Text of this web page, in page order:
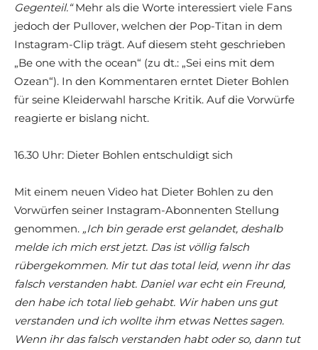
Gegenteil.“Mehr als die Worte interessiert viele Fans
jedoch der Pullover, welchen der Pop-Titan in dem
Instagram-Clip trägt. Auf diesem steht geschrieben
„Be one with the ocean“ (zu dt.: „Sei eins mit dem
Ozean“). In den Kommentaren erntet Dieter Bohlen
für seine Kleiderwahl harsche Kritik. Auf die Vorwürfe
reagierte er bislang nicht.
16.30 Uhr: Dieter Bohlen entschuldigt sich
Mit einem neuen Video hat Dieter Bohlen zu den
Vorwürfen seiner Instagram-Abonnenten Stellung
genommen. „Ich bin gerade erst gelandet, deshalb
melde ich mich erst jetzt. Das ist völlig falsch
rübergekommen. Mir tut das total leid, wenn ihr das
falsch verstanden habt. Daniel war echt ein Freund,
den habe ich total lieb gehabt. Wir haben uns gut
verstanden und ich wollte ihm etwas Nettes sagen.
Wenn ihr das falsch verstanden habt oder so, dann tut